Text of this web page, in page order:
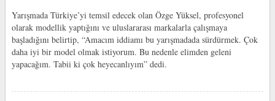
Yarışmada Türkiye’yi temsil edecek olan Özge Yüksel, profesyonel
olarak modellik yaptığını ve uluslararası markalarla çalışmaya
başladığını belirtip, “Amacım iddiamı bu yarışmadada sürdürmek. Çok
daha iyi bir model olmak istiyorum. Bu nedenle elimden geleni
yapacağım. Tabii ki çok heyecanlıyım” dedi.